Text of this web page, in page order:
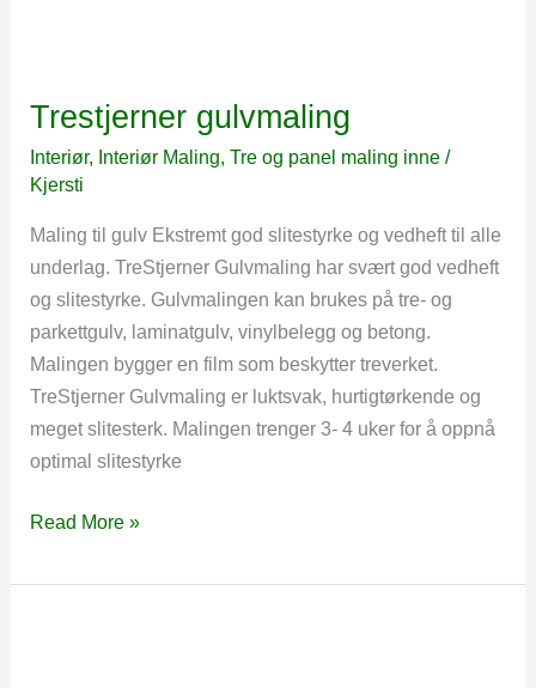
Trestjerner gulvmaling
Interiør, Interiør Maling,Tre og panel maling inne /
Kjersti
Maling til gulv Ekstremt god slitestyrke og vedheft til alle
underlag. TreStjerner Gulvmaling har svært god vedheft
og slitestyrke. Gulvmalingen kan brukes på tre- og
parkettgulv, laminatgulv, vinylbelegg og betong.
Malingen bygger en film som beskytter treverket.
TreStjerner Gulvmaling er luktsvak, hurtigtørkende og
meget slitesterk. Malingen trenger 3- 4 uker for å oppnå
optimal slitestyrke
Trestjerner
Read More »